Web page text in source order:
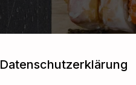
Datenschutzerklärung